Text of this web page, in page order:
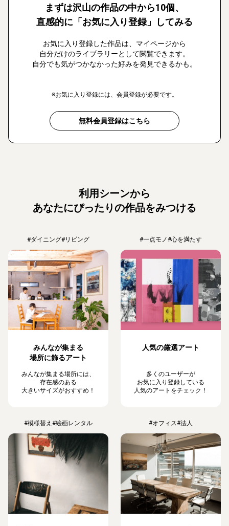
まずは沢山の作品の中から10個、
直感的に「お気に入り登録」してみる
お気に入り登録した作品は、マイページから
自分だけのライブラリーとして閲覧できます。
自分でも気がつかなかった好みを発見できるかも。
※お気に入り登録には、会員登録が必要です。
無料会員登録はこちら
利用シーンから
あなたにぴったりの作品をみつける
#ダイニング#リビング
みんなが集まる
場所に飾るアート
みんなが集まる場所には、
存在感のある
大きいサイズがおすすめ！
#一点モノ#心を満たす
人気の厳選アート
多くのユーザーが
お気に入り登録している
人気のアートをチェック！
#模様替え #絵画レンタル #オフィス#法人